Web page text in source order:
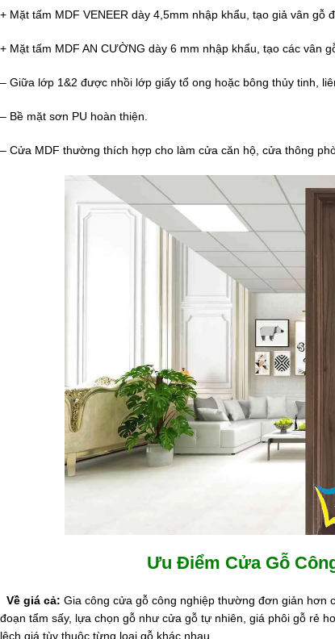
+ Mặt tấm MDF VENEER dày 4,5mm nhập khẩu, tạo giả vân gỗ
+ Mặt tấm MDF AN CƯỜNG dày 6 mm nhập khẩu, tạo các vân
– Giữa lớp 1&2 được nhồi lớp giấy tổ ong hoặc bông thủy tinh,
– Bề mặt sơn PU hoàn thiện.
– Cửa MDF thường thích hợp cho làm cửa căn hộ, cửa thông
Ưu Điểm Cửa Gỗ
Về giá cả: Gia công cửa gỗ công nghiệp thường đơn giản hơn
đoạn tẩm sấy, lựa chọn gỗ như cửa gỗ tự nhiên, giá phôi gỗ rẻ
lệch giá tùy thuộc từng loại gỗ khác nhau.